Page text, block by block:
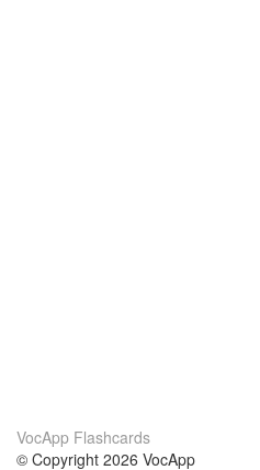
VocApp Flashcards
© Copyright 2026 VocApp